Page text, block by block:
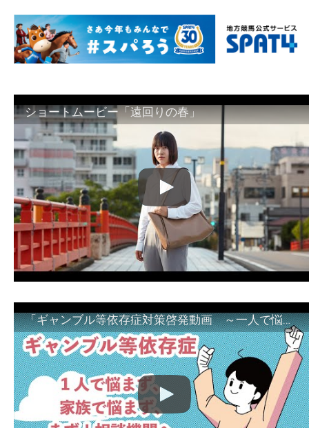
ショートムービー「遠回りの春」
「ギャンブル等依存症対策啓発動画 ～一人で悩まず、家族で悩まず、まず！相談機関へ～」